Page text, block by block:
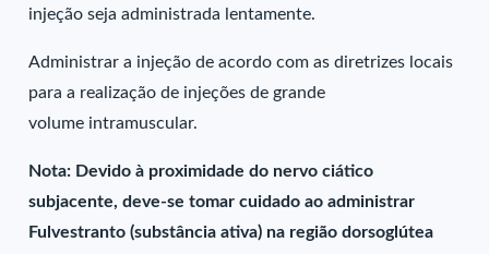
injeção seja administrada lentamente.
Administrar a injeção de acordo com as diretrizes locais
para a realização de injeções de grande
volume intramuscular.
Nota: Devido à proximidade do nervo ciático
subjacente, deve-se tomar cuidado ao administrar
Fulvestranto (substância ativa) na região dorsoglútea